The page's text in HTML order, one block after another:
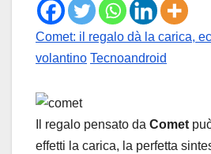
Comet: il regalo dà la carica,
volantino Tecnoandroid
Il regalo pensato da Comet
effetti la carica, la perfetta